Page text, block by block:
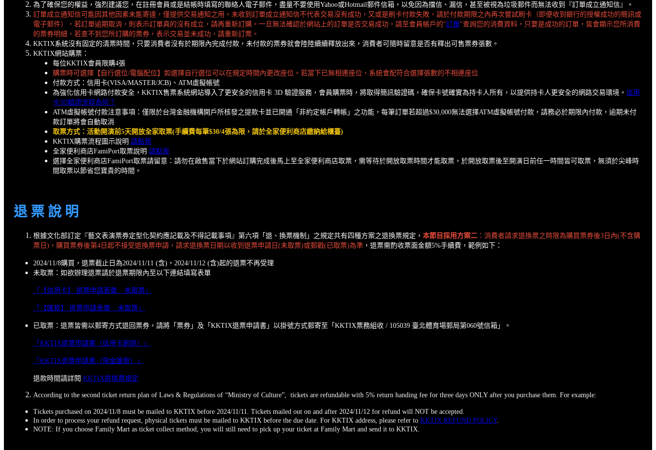
為了確保您的權益，強烈建議您，在註冊會員或是結帳時填寫的聯絡人電子郵件，盡量不要使用Yahoo或Hotmail郵件信箱，以免因為擋信、漏信，甚至被視為垃圾郵件而無法收到『訂單成立通知信』。
訂單成立通知信可能因其他因素未能寄達，僅提供交易通知之用，未收到訂單成立通知信不代表交易沒有成功，又或是刷卡付款失敗，請於付款期限之內再次嘗試刷卡（即便收到銀行的授權成功的簡訊或
電子郵件），若訂單逾期取消，則表示訂單真的沒有成立，請再重新訂購。一旦無法確認於網站上的訂單是否交易成功，請至會員帳戶的"訂單"查詢您的消費資料，只要是成功的訂單，皆會顯示您所消費
的票券明細，若查不到您所訂購的票券，表示交易並未成功，請重新訂票。
KKTIX系統沒有固定的清票時間，只要消費者沒有於期限內完成付款，未付款的票券就會陸陸續續釋放出來，消費者可隨時留意是否有釋出可售票券張數。
KKTIX網站購票：
每位KKTIX會員限購4張
購票時可選擇【自行選位/電腦配位】如選擇自行選位可以在規定時間內更改座位。若當下已無相連座位，系統會配符合選擇張數的不相連座位
付款方式：信用卡(VISA/MASTER/JCB)、ATM虛擬帳號
為強化信用卡網路付款安全，KKTIX售票系統網站導入了更安全的信用卡 3D 驗證服務，會員購票時，將取得簡訊驗證碼，確保卡號確實為持卡人所有，以提供持卡人更安全的網路交易環境。 信用
卡3D驗證流程為何？
ATM虛擬帳號付款注意事項：僅限於台灣金融機構開戶所核發之提款卡並已開通「非約定帳戶轉帳」之功能，每筆訂單若超過$30,000無法選擇ATM虛擬帳號付款，請務必於期限內付款，逾期未付
款訂單將會自動取消
取票方式：活動開演前5天開放全家取票(手續費每筆$30/4張為限，請於全家便利商店繳納給櫃臺)
KKTIX購票流程圖示說明 請點我
全家便利商店FamiPort取票說明 請點我
選擇全家便利商店FamiPort取票請留意：請勿在啟售當下於網站訂購完成後馬上至全家便利商店取票，需等待於開放取票時間才能取票，於開放取票後至開演日前任一時間皆可取票，無須於尖峰時
間取票以節省您寶貴的時間。
退 票 說 明
根據文化部訂定『藝文表演票券定型化契約應記載及不得記載事項』第六項「退、換票機制」之規定共有四種方案之退換票規定， 本節目採用方案二 ：消費者請求退換票之時限為購買票券後3日內(不含購
票日)，購買票券後第4日起不接受退換票申請，請求退換票日期以收到退票申請日(未取票)或郵戳(已取票)為準 ，退票需酌收票面金額5%手續費，範例如下：
2024/11/8購買，退票截止日為2024/11/11 (含)，2024/11/12 (含)起的退票不再受理
未取票：如欲辦理退票請於退票期限內至以下連結填寫表單
「【信用卡】 退票申請表單 _ 未取票」
「【匯款】 退票申請表單 _ 未取票」
已取票：退票皆需以郵寄方式退回票券，請將「票券」及「KKTIX退票申請書」以掛號方式郵寄至「KKTIX票務組收 / 105039 臺北體育場郵局第060號信箱」。
「KKTIX退票申請書（信用卡刷退）」
「KKTIX退票申請書（現金匯款）」
退款時間請詳閱 KKTIX退換票規定
According to the second ticket return plan of Laws & Regulations of “Ministry of Culture”, tickets are refundable with 5% return handing fee for three days ONLY after you purchase them. For example:
Tickets purchased on 2024/11/8 must be mailed to KKTIX before 2024/11/11. Tickets mailed out on and after 2024/11/12 for refund will NOT be accepted.
In order to process your refund request, physical tickets must be mailed to KKTIX before the due date. For KKTIX address, please refer to KKTIX REFUND POLICY.
NOTE: If you choose Family Mart as ticket collect method, you will still need to pick up your ticket at Family Mart and send it to KKTIX.